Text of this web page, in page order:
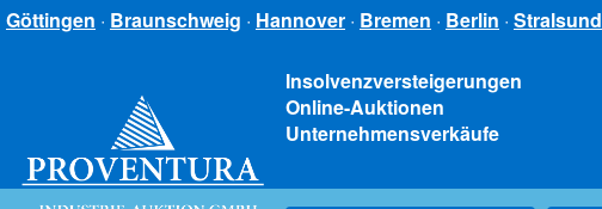
Göttingen · Braunschweig · Hannover · Bremen · Berlin · Stralsund
Insolvenzversteigerungen
Online-Auktionen
Unternehmensverkäufe